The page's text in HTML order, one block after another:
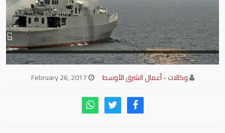
وكالات - أعمال الشرق الأوسط